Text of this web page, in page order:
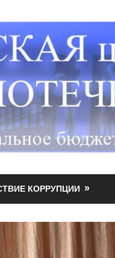
КОРРУПЦИИ